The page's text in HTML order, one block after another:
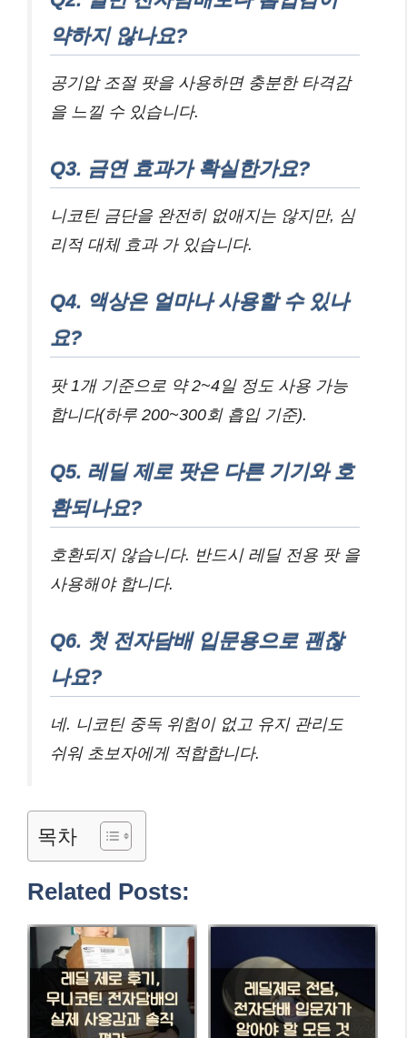
약하지 않나요?
공기압 조절 팟을 사용하면 충분한 타격감
을 느낄 수 있습니다.
Q3. 금연 효과가 확실한가요?
니코틴 금단을 완전히 없애지는 않지만, 심
리적 대체 효과 가 있습니다.
Q4. 액상은 얼마나 사용할 수 있나
요?
팟 1개 기준으로 약 2~4일 정도 사용 가능
합니다(하루 200~300회 흡입 기준).
Q5. 레딜 제로 팟은 다른 기기와 호
환되나요?
호환되지 않습니다. 반드시 레딜 전용 팟 을
사용해야 합니다.
Q6. 첫 전자담배 입문용으로 괜찮
나요?
네. 니코틴 중독 위험이 없고 유지 관리도
쉬워 초보자에게 적합합니다.
목차
Related Posts: